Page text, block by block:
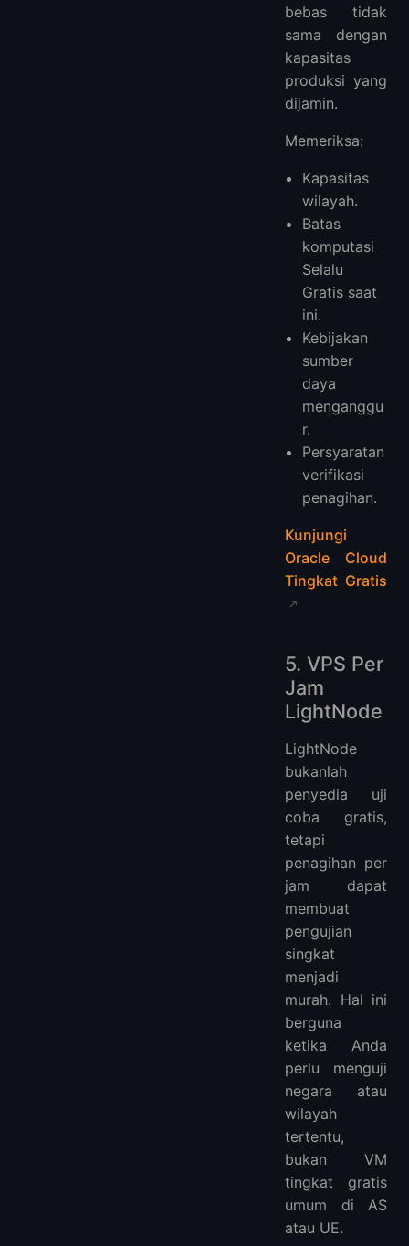
bebas tidak
sama dengan
kapasitas
produksi yang
dijamin.
Memeriksa:
Kapasitas
wilayah.
Batas
komputasi
Selalu
Gratis saat
ini.
Kebijakan
sumber
daya
menganggu
r.
Persyaratan
verifikasi
penagihan.
Kunjungi
Oracle Cloud
Tingkat Gratis
5. VPS Per
Jam
LightNode
LightNode
bukanlah
penyedia uji
coba gratis,
tetapi
penagihan per
jam dapat
membuat
pengujian
singkat
menjadi
murah. Hal ini
berguna
ketika Anda
perlu menguji
negara atau
wilayah
tertentu,
bukan VM
tingkat gratis
umum di AS
atau UE.